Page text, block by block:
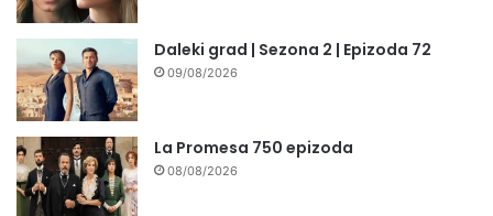
Daleki grad | Sezona 2 | Epizoda 72
09/08/2026
La Promesa 750 epizoda
08/08/2026